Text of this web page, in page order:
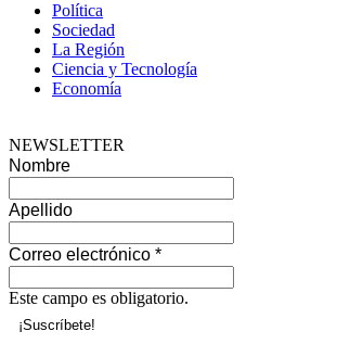
Política
Sociedad
La Región
Ciencia y Tecnología
Economía
NEWSLETTER
Nombre
Apellido
Correo electrónico *
Este campo es obligatorio.